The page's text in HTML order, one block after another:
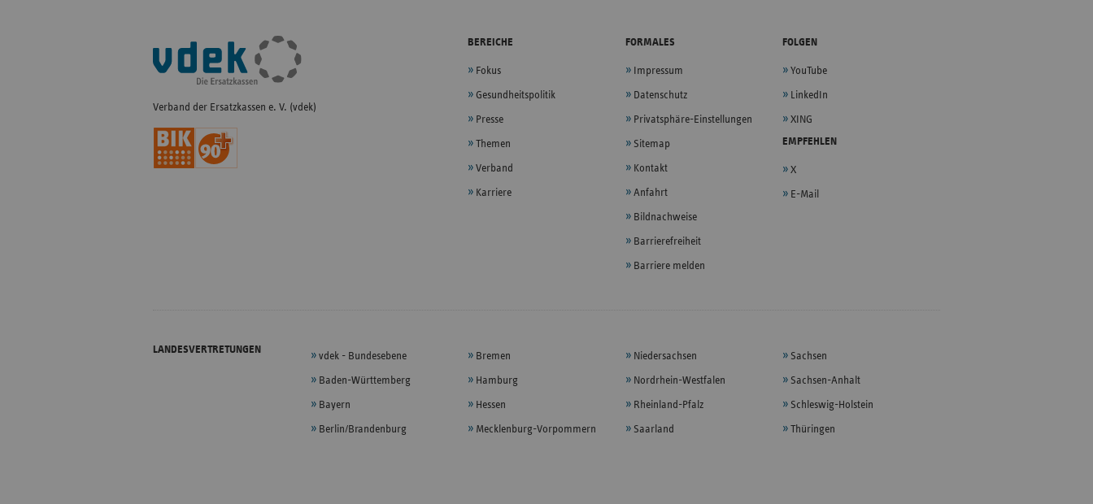
Fußleisten-
Navigation
Verband der Ersatzkassen e. V. (vdek)
BEREICHE
Fokus
Gesundheitspolitik
Presse
Themen
Verband
Karriere
FORMALES
Impressum
Datenschutz
Privatsphäre-Einstellungen
Sitemap
Kontakt
Anfahrt
Bildnachweise
Barrierefreiheit
Barriere melden
FOLGEN
YouTube
LinkedIn
XING
EMPFEHLEN
X
E-Mail
LANDESVERTRETUNGEN
vdek - Bundesebene
Baden-Württemberg
Bayern
Berlin/Brandenburg
Bremen
Hamburg
Hessen
Mecklenburg-Vorpommern
Niedersachsen
Nordrhein-Westfalen
Rheinland-Pfalz
Saarland
Sachsen
Sachsen-Anhalt
Schleswig-Holstein
Thüringen